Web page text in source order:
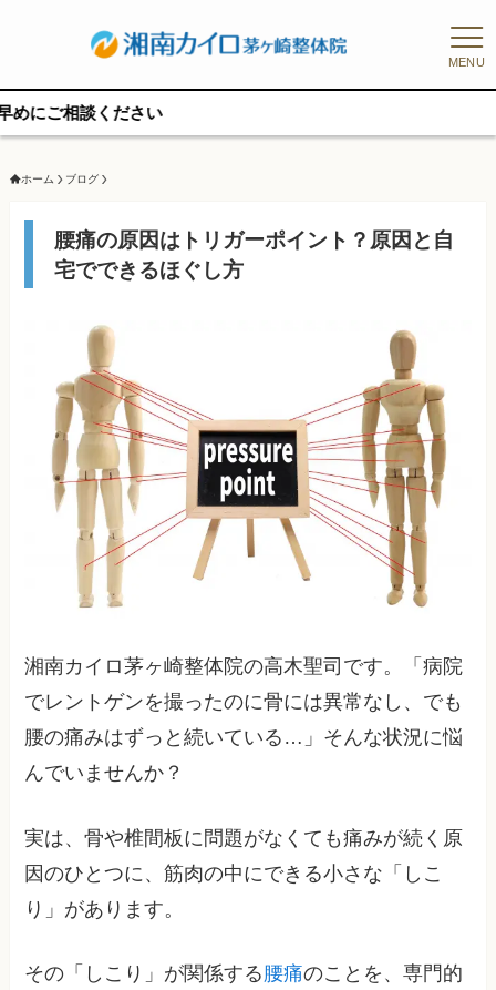
MENU
ホーム ブログ
腰痛の原因はトリガーポイント？原因と自
宅でできるほぐし方
湘南カイロ茅ヶ崎整体院の高木聖司です。「病院
でレントゲンを撮ったのに骨には異常なし、でも
腰の痛みはずっと続いている…」そんな状況に悩
んでいませんか？
実は、骨や椎間板に問題がなくても痛みが続く原
因のひとつに、筋肉の中にできる小さな「しこ
り」があります。
その「しこり」が関係する腰痛のことを、専門的